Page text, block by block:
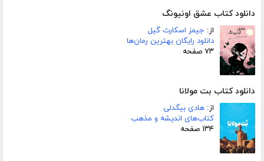
دانلود کتاب عشق اونیونگ
از: جیمز اسکارث گیل
دانلود رایگان بهترین رمان‌ها
۷۳ صفحه
دانلود کتاب بت مولانا
از: هادی بیگدلی
کتاب‌های اندیشه و مذهب
۱۳۴ صفحه